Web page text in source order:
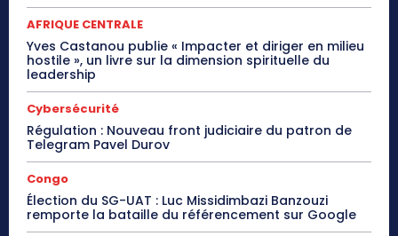
AFRIQUE CENTRALE
Yves Castanou publie « Impacter et diriger en milieu
hostile », un livre sur la dimension spirituelle du
leadership
Cybersécurité
Régulation : Nouveau front judiciaire du patron de
Telegram Pavel Durov
Congo
Élection du SG-UAT : Luc Missidimbazi Banzouzi
remporte la bataille du référencement sur Google